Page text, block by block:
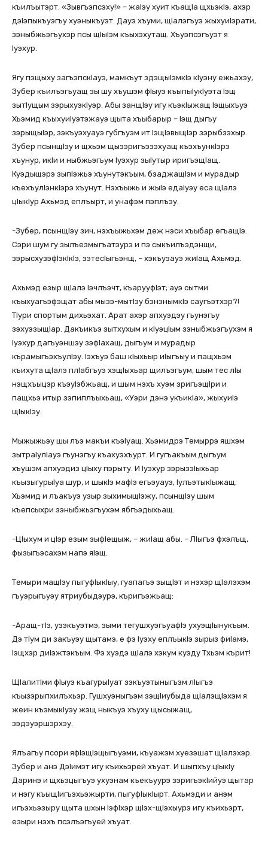
къилъытэрт. «Зывгъэпсэху!» – жаIэу хуит къащIа щхьэкIэ, ахэр
дэIэпыкъуэгъу хуэныкъуэт. Дауэ хъуми, щIалэгъуэ жыхуиIэрати,
зэныбжьэгъухэр псы щIыIэм къыхэхутащ. Хъуэпсэгъуэт я
Iуэхур.
Ягу пэщыху загъэпскIауэ, мамкъут здэщыIэмкIэ кIуэну ежьахэу,
Зубер къилъэгъуащ зы шу хъушэм фIыуэ къыпыIукIуэта Iэщ
зытIущым зэрыхуэкIуэр. Абы занщIэу игу къэкIыжащ Iэщыхъуэ
Хьэмид къыхуиIуэтэжауэ щыта хъыбарыр – Iэщ дыгъу
зэрыщыIэр, зэкъуэхуауэ губгъуэм ит IэщIэвыщIэр зэрыбзэхыр.
Зубер псынщIэу и щхьэм щызэригъэзэхуащ къэхъункIэрэ
хъунур, икIи и ныбжьэгъум Iуэхур зыIутыр иригъэщIащ.
Куэдыщэрэ зыпIэжьэ хъунутэкъым, бзаджащIэм и мурадыр
къехъулIэнкIэрэ хъунут. Нэхъыжь и жыIэ едаIуэу еса щIалэ
цIыкIур Ахьмэд еплъырт, и унафэм пэплъэу.
-Зубер, псынщIэу зич, нэхъыжьхэм деж нэси хъыбар егъащIэ.
Сэри шум гу зылъезмыгъатэурэ и пэ сыкъилъэдэнщи,
зэрысхузэфIэкIкIэ, зэтесIыгъэнщ, – хэкъузауэ жиIащ Ахьмэд.
Ахьмэд езыр щIалэ Iэчлъэчт, къарууфIэт; ауэ сытми
къыхуагъэфэщат абы мызэ-мытIэу бэнэнымкIэ саугъэтхэр?!
ТIури спортым дихьэхат. Арат ахэр апхуэдэу гъунэгъу
зэхуэзыщIар. Дакъикъэ зытхухым и кIуэцIым зэныбжьэгъухэм я
Iуэхур дагъуэншэу зэфIахащ, дыгъум и мурадыр
кърамыгъэхъулIэу. Iэхъуэ баш кIыхьыр иIыгъыу и пащхьэм
къихута щIалэ плIабгъуэ хэщIыхьар щилъэгъум, шым тес лIы
нэщхъыцэр къэуIэбжьащ, и шым нэхъ хуэм зригъэщIри и
пащхьэ итыр зэпиплъыхьащ, «Уэри дэнэ укъикIа», жыхуиIэ
щIыкIэу.
Мыжыжьэу шы лъэ макъи къэIуащ. Хьэмидрэ Темыррэ яшхэм
зытраIулIауэ гъунэгъу къахуэхъурт. И гугъакъым дыгъум
хъушэм апхуэдиз цIыху пэрыту. И Iуэхур зэрызэIыхьар
къызыгурыIуа шур, и шыкIэ мафIэ егъэуауэ, IулъэтыкIыжащ.
Хьэмид и лъакъуэ узыр зыхимыщIэжу, псынщIэу шым
къепсыхри зэныбжьэгъухэм ябгъэдыхьащ.
-ЦIыхум и цIэр езым зыфIещыж, – жиIащ абы. – ЛIыгъэ фхэлъщ,
фызыгъэсахэм напэ яIэщ.
Темыри мащIэу пыгуфIыкIыу, гуапагъэ зыщIэт и нэхэр щIалэхэм
гъуэрыгъуэу ятриубыдэурэ, къригъэжьащ:
-Аращ-тIэ, узэкъуэтмэ, зыми тегушхуэгъуафIэ ухуэщIынукъым.
Дэ тIум ди закъуэу щытамэ, е фэ Iуэху еплъыкIэ зырыз фиIамэ,
Iэщхэр диIэжтэкъым. Фэ хуэдэ щIалэ хэкум куэду Тхьэм кърит!
ЩIалитIми фIыуэ къагурыIуат зэкъуэтыныгъэм лIыгъэ
къызэрыпхилъхьэр. Гушхуэныгъэм зэщIиубыда щIалэщIэхэм я
жеин къэмыкIуэу жэщ ныкъуэ хъуху щысыжащ,
зэдэуэршэрхэу.
Ялъагъу псори яфIэщIэщыгъуэми, къуажэм хуезэшат щIалэхэр.
Зубер и анэ ДэIимэт игу къихьэрей хъуат. И шыпхъу цIыкIу
Даринэ и щхьэцыгъуэ ухуэнам къекъуурэ зэригъэкIийуэ щытар
и нэгу къыщIигъэхьэжырти, пыгуфIыкIырт. Ахьмэди и анэм
игъэхьэзыру щыта шхын IэфIхэр щIэх-щIэхыурэ игу къихьэрт,
езыри нэхъ псэлъэгъуей хъуат.